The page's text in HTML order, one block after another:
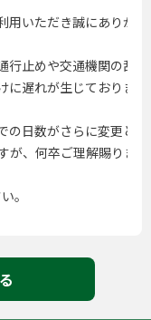
用いただき誠にありが
行止めや交通機関の乱
に遅れが生じております
の日数がさらに変更と
が、何卒ご理解賜りま
。